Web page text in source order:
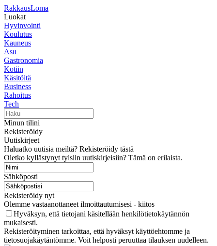
RakkausLoma
Luokat
Hyvinvointi
Koulutus
Kauneus
Asu
Gastronomia
Kotiin
Käsitöitä
Business
Rahoitus
Tech
Minun tilini
Rekisteröidy
Uutiskirjeet
Haluatko uutisia meiltä? Rekisteröidy tästä
Oletko kyllästynyt tylsiin uutiskirjeisiin? Tämä on erilaista.
Sähköposti
Rekisteröidy nyt
Olemme vastaanottaneet ilmoittautumisesi - kiitos
Hyväksyn, että tietojani käsitellään henkilötietokäytännön
mukaisesti.
Rekisteröityminen tarkoittaa, että hyväksyt käyttöehtomme ja
tietosuojakäytäntömme. Voit helposti peruuttaa tilauksen uudelleen.